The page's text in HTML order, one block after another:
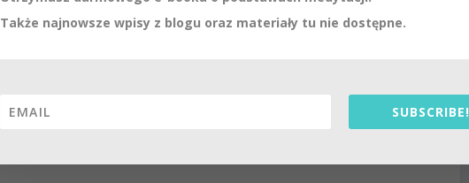
Także najnowsze wpisy z blogu oraz materiały tu nie dostępne.
SUBSCRIBE!